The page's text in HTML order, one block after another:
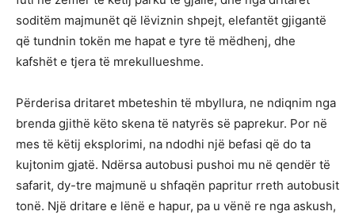
soditëm majmunët që lëviznin shpejt, elefantët gjigantë
që tundnin tokën me hapat e tyre të mëdhenj, dhe
kafshët e tjera të mrekullueshme.
Përderisa dritaret mbeteshin të mbyllura, ne ndiqnim nga
brenda gjithë këto skena të natyrës së paprekur. Por në
mes të këtij eksplorimi, na ndodhi një befasi që do ta
kujtonim gjatë. Ndërsa autobusi pushoi mu në qendër të
safarit, dy-tre majmunë u shfaqën papritur rreth autobusit
tonë. Një dritare e lënë e hapur, pa u vënë re nga askush,